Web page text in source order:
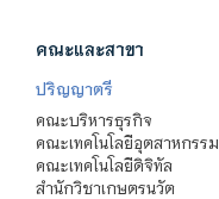
คณะและสาขา
ปริญญาตรี
คณะบริหารธุรกิจ
คณะเทคโนโลยีอุตสาหกรรม
คณะเทคโนโลยีดิจิทัล
สำนักวิชาเกษตรนวัต